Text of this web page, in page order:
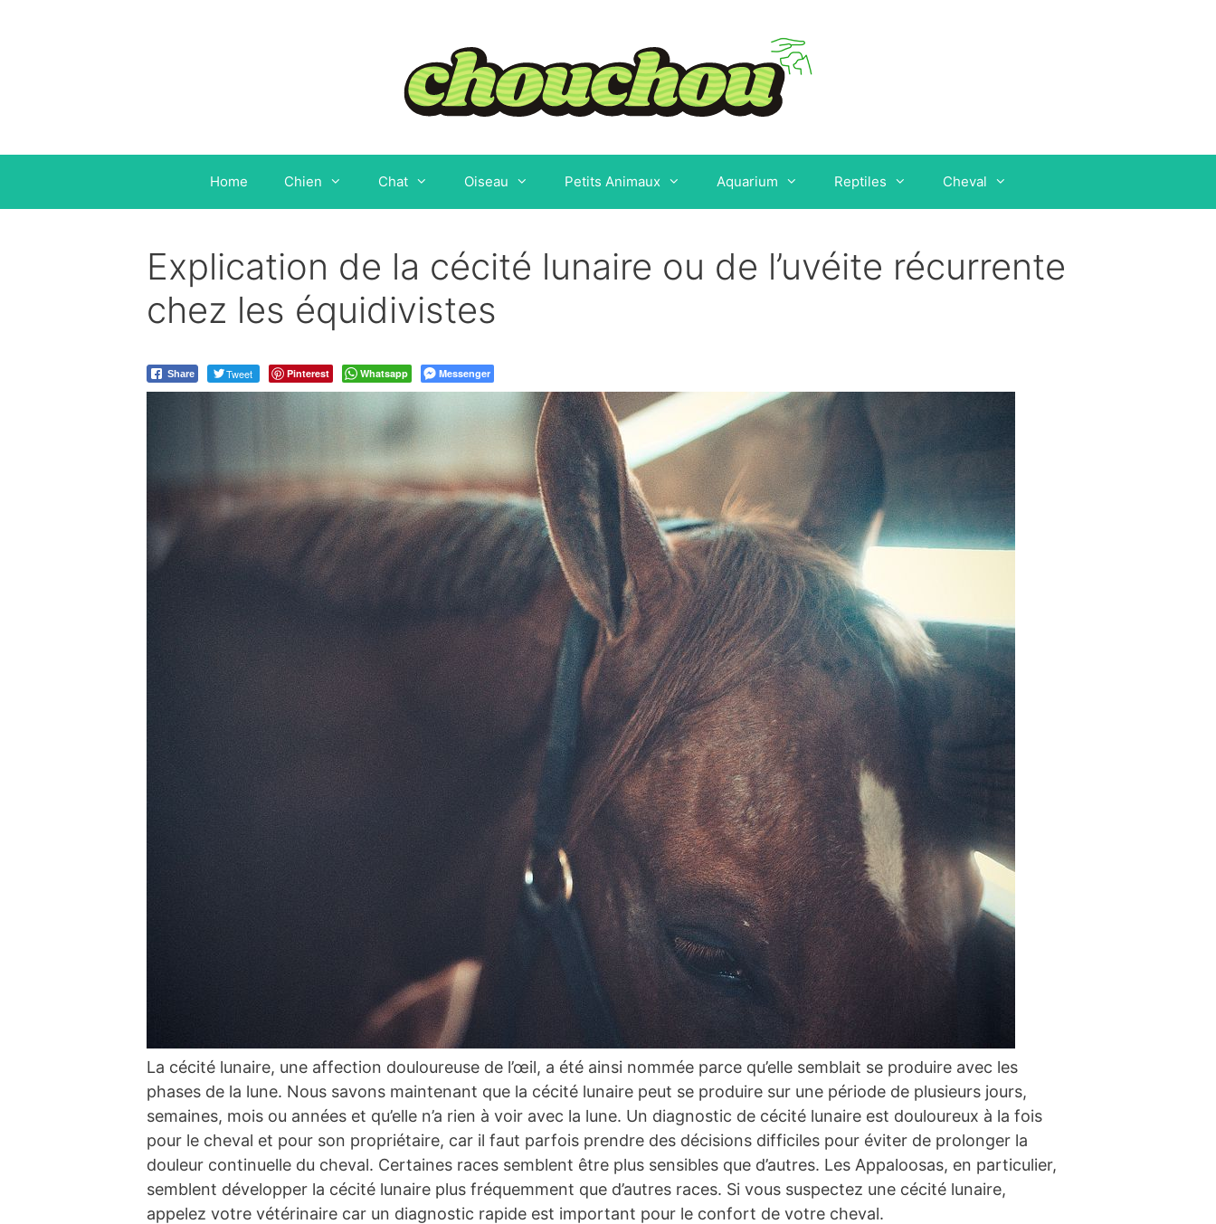
Home Chien Chat Oiseau Petits Animaux Aquarium Reptiles Cheval
Explication de la cécité lunaire ou de l’uvéite récurrente
chez les équidivistes
Share Tweet Pinterest Whatsapp Messenger
La cécité lunaire, une affection douloureuse de l’œil, a été ainsi nommée parce qu’elle semblait se produire avec les
phases de la lune. Nous savons maintenant que la cécité lunaire peut se produire sur une période de plusieurs jours,
semaines, mois ou années et qu’elle n’a rien à voir avec la lune. Un diagnostic de cécité lunaire est douloureux à la fois
pour le cheval et pour son propriétaire, car il faut parfois prendre des décisions difficiles pour éviter de prolonger la
douleur continuelle du cheval. Certaines races semblent être plus sensibles que d’autres. Les Appaloosas, en particulier,
semblent développer la cécité lunaire plus fréquemment que d’autres races. Si vous suspectez une cécité lunaire,
appelez votre vétérinaire car un diagnostic rapide est important pour le confort de votre cheval.